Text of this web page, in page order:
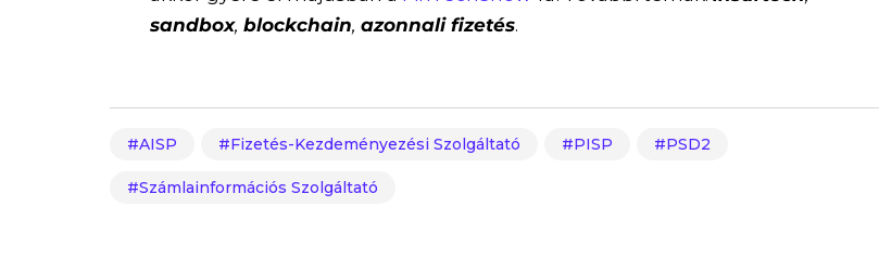
sandbox,blockchain,azonnali fizetés.
AISP Fizetés-Kezdeményezési Szolgáltató PISP PSD2
Számlainformációs Szolgáltató